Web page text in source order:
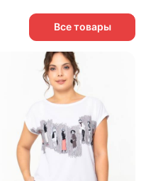
Все товары